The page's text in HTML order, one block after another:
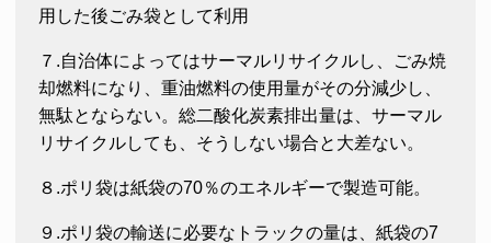
用した後ごみ袋として利用
７.自治体によってはサーマルリサイクルし、ごみ焼
却燃料になり、重油燃料の使用量がその分減少し、
無駄とならない。総二酸化炭素排出量は、サーマル
リサイクルしても、そうしない場合と大差ない。
８.ポリ袋は紙袋の70％のエネルギーで製造可能。
９.ポリ袋の輸送に必要なトラックの量は、紙袋の7